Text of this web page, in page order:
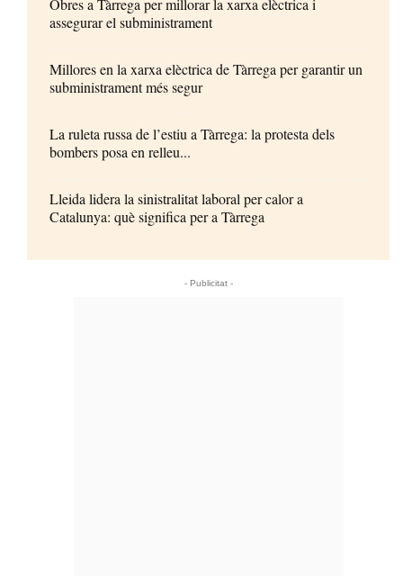
Obres a Tàrrega per millorar la xarxa elèctrica i
assegurar el subministrament
Millores en la xarxa elèctrica de Tàrrega per garantir un
subministrament més segur
La ruleta russa de l’estiu a Tàrrega: la protesta dels
bombers posa en relleu...
Lleida lidera la sinistralitat laboral per calor a
Catalunya: què significa per a Tàrrega
- Publicitat -